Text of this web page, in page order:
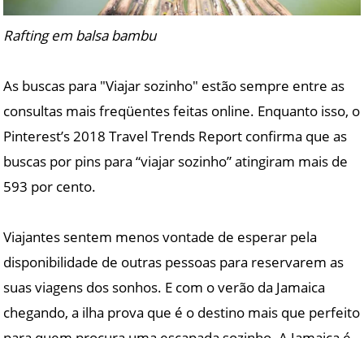
Rafting em balsa bambu
As buscas para "Viajar sozinho" estão sempre entre as
consultas mais freqüentes feitas online. Enquanto isso, o
Pinterest’s 2018 Travel Trends Report confirma que as
buscas por pins para “viajar sozinho” atingiram mais de
593 por cento.
Viajantes sentem menos vontade de esperar pela
disponibilidade de outras pessoas para reservarem as
suas viagens dos sonhos. E com o verão da Jamaica
chegando, a ilha prova que é o destino mais que perfeito